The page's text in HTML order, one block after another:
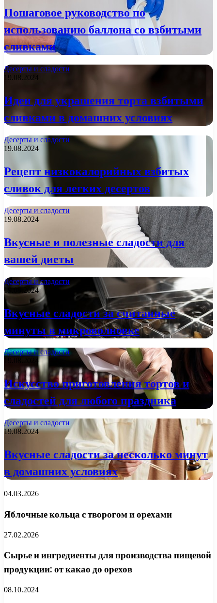
Пошаговое руководство по
использованию баллона со взбитыми
сливками
Десерты и сладости
19.08.2024
Идеи для украшения торта взбитыми
сливками в домашних условиях
Десерты и сладости
19.08.2024
Рецепт низкокалорийных взбитых
сливок для легких десертов
Десерты и сладости
19.08.2024
Вкусные и полезные сладости для
вашей диеты
Десерты и сладости
19.08.2024
Вкусные сладости за считанные
минуты в микроволновке
Десерты и сладости
19.08.2024
Искусство приготовления тортов и
сладостей для любого праздника
Десерты и сладости
19.08.2024
Вкусные сладости за несколько минут
в домашних условиях
04.03.2026
Яблочные кольца с творогом и орехами
27.02.2026
Сырье и ингредиенты для производства пищевой
продукции: от какао до орехов
08.10.2024